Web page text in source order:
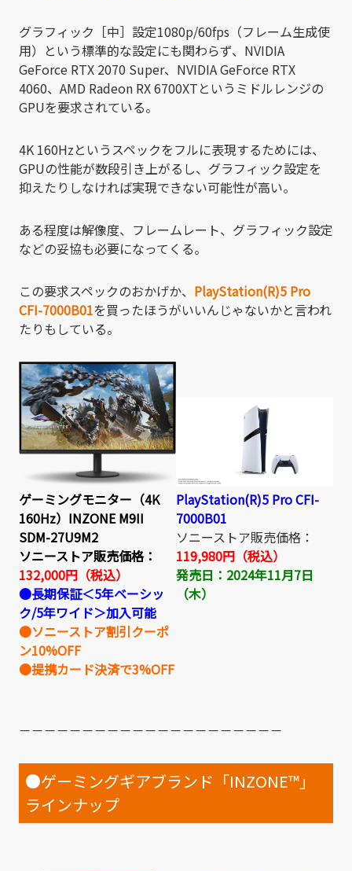
グラフィック［中］設定1080p/60fps（フレーム生成使
用）という標準的な設定にも関わらず、NVIDIA
GeForce RTX 2070 Super、NVIDIA GeForce RTX
4060、AMD Radeon RX 6700XTというミドルレンジの
GPUを要求されている。
4K 160Hzというスペックをフルに表現するためには、
GPUの性能が数段引き上がるし、グラフィック設定を
抑えたりしなければ実現できない可能性が高い。
ある程度は解像度、フレームレート、グラフィック設定
などの妥協も必要になってくる。
この要求スペックのおかげか、 PlayStation(R)5 Pro
CFI-7000B01を買ったほうがいいんじゃないかと言われ
たりもしている。
ゲーミングモニター（4K
160Hz）INZONE M9II
SDM-27U9M2
ソニーストア販売価格：
132,000円（税込）
●長期保証＜5年ベーシッ
ク/5年ワイド＞加入可能
●ソニーストア割引クーポ
ン10%OFF
●提携カード決済で3%OFF
PlayStation(R)5 ProCFI-
7000B01
ソニーストア販売価格：
119,980円（税込）
発売日：2024年11月7日
（木）
－－－－－－－－－－－－－－－－－－－－－
●ゲーミングギアブランド「INZONE™」
ラインナップ